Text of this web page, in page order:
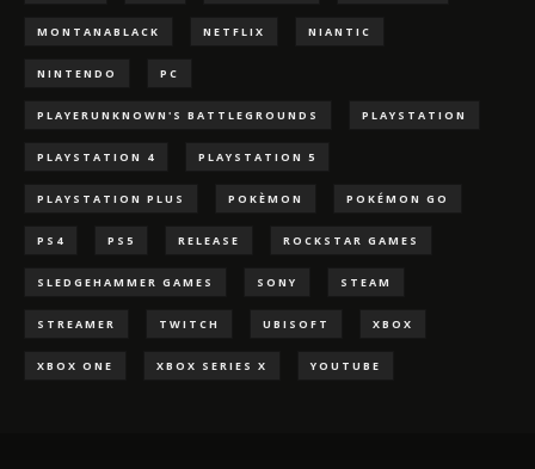
MONTANABLACK NETFLIX NIANTIC
NINTENDO PC
PLAYERUNKNOWN'S BATTLEGROUNDS PLAYSTATION
PLAYSTATION 4 PLAYSTATION 5
PLAYSTATION PLUS POKÈMON POKÉMON GO
PS4 PS5 RELEASE ROCKSTAR GAMES
SLEDGEHAMMER GAMES SONY STEAM
STREAMER TWITCH UBISOFT XBOX
XBOX ONE XBOX SERIES X YOUTUBE